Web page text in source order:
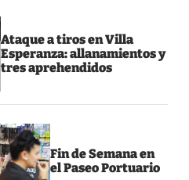
Ataque a tiros en Villa
Esperanza: allanamientos y
tres aprehendidos
Fin de Semana en
el Paseo Portuario